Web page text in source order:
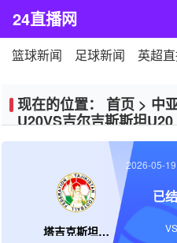
24直播网
篮球新闻 足球新闻 英超
现在的位置： 首页 > 中
U20VS吉尔吉斯斯坦U20
塔吉克斯坦U20
2026-05-
已
VS